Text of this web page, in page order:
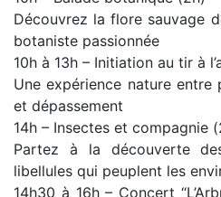
Découvrez la flore sauvage
botaniste passionnée
10h à 13h – Initiation au tir à
Une expérience nature entre
et dépassement
14h – Insectes et compagnie
Partez à la découverte
libellules qui peuplent les
14h30 à 16h – Concert